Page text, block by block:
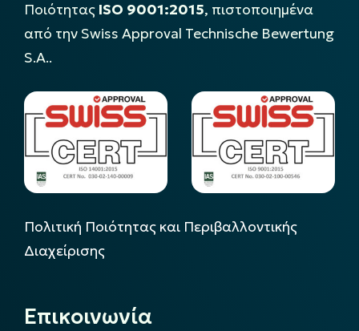
Ποιότητας ISO 9001:2015, πιστοποιημένα
από την Swiss Approval Technische Bewertung
S.A..
Πολιτική Ποιότητας και Περιβαλλοντικής
Διαχείρισης
Επικοινωνία